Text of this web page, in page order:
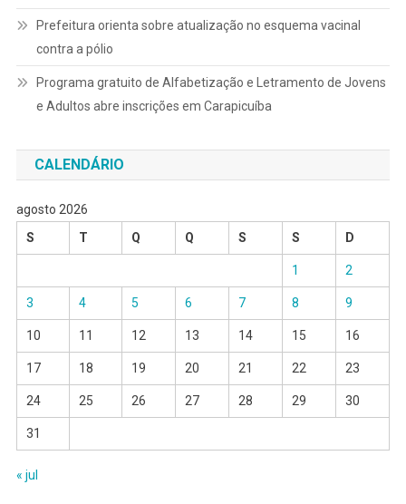
Prefeitura orienta sobre atualização no esquema vacinal
contra a pólio
Programa gratuito de Alfabetização e Letramento de Jovens
e Adultos abre inscrições em Carapicuíba
CALENDÁRIO
agosto 2026
S
T Q Q S S D
1 2
3 4 5 6 7 8 9
10 11 12 13 14 15 16
17 18 19 20 21 22 23
24 25 26 27 28 29 30
31
« jul